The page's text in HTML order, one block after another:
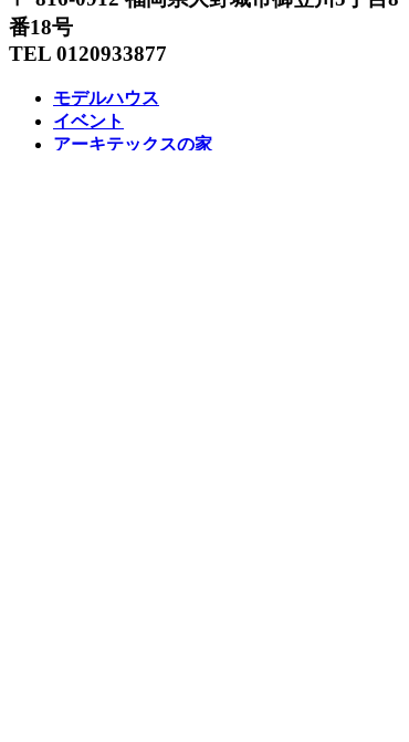
番18号
TEL 0120933877
モデルハウス
イベント
アーキテックスの家